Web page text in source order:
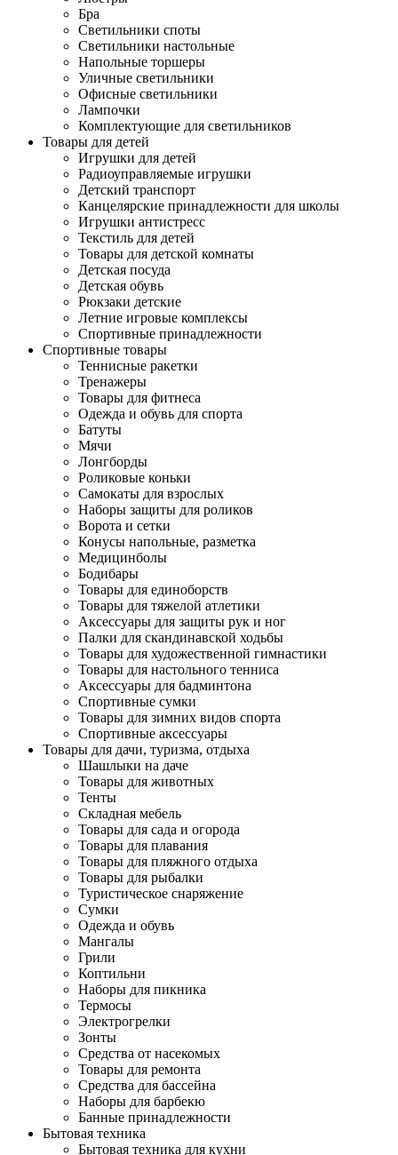
Бра
Светильники споты
Светильники настольные
Напольные торшеры
Уличные светильники
Офисные светильники
Лампочки
Комплектующие для светильников
Товары для детей
Игрушки для детей
Радиоуправляемые игрушки
Детский транспорт
Канцелярские принадлежности для школы
Игрушки антистресс
Текстиль для детей
Товары для детской комнаты
Детская посуда
Детская обувь
Рюкзаки детские
Летние игровые комплексы
Спортивные принадлежности
Спортивные товары
Теннисные ракетки
Тренажеры
Товары для фитнеса
Одежда и обувь для спорта
Батуты
Мячи
Лонгборды
Роликовые коньки
Самокаты для взрослых
Наборы защиты для роликов
Ворота и сетки
Конусы напольные, разметка
Медицинболы
Бодибары
Товары для единоборств
Товары для тяжелой атлетики
Аксессуары для защиты рук и ног
Палки для скандинавской ходьбы
Товары для художественной гимнастики
Товары для настольного тенниса
Аксессуары для бадминтона
Спортивные сумки
Товары для зимних видов спорта
Спортивные аксессуары
Товары для дачи, туризма, отдыха
Шашлыки на даче
Товары для животных
Тенты
Складная мебель
Товары для сада и огорода
Товары для плавания
Товары для пляжного отдыха
Товары для рыбалки
Туристическое снаряжение
Сумки
Одежда и обувь
Мангалы
Грили
Коптильни
Наборы для пикника
Термосы
Электрогрелки
Зонты
Средства от насекомых
Товары для ремонта
Средства для бассейна
Наборы для барбекю
Банные принадлежности
Бытовая техника
Бытовая техника для кухни